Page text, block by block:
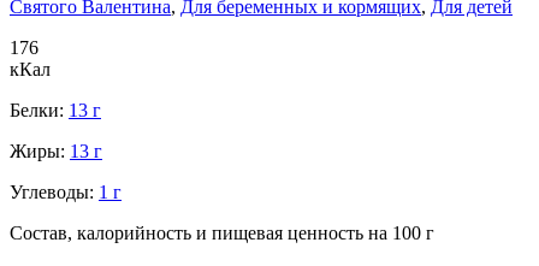
Святого Валентина, Для беременных и кормящих, Для детей
176
кКал
Белки: 13 г
Жиры: 13 г
Углеводы: 1 г
Состав, калорийность и пищевая ценность на 100 г